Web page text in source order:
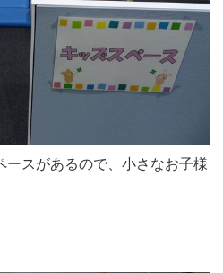
ースがあるので、小さなお子様